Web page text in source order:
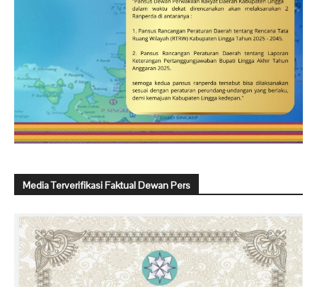
Media Terverifikasi Faktual Dewan Pers